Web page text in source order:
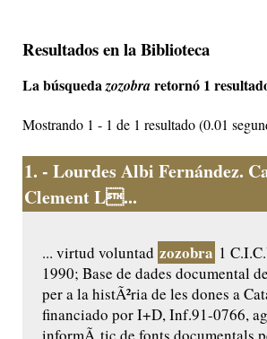
Resultados en la Biblioteca
La búsquedazozobraretornó 1
Mostrando 1 - 1 de 1 resultado (0.01
1. - Lourdes Albi Fernández.
Clement L...
... virtud voluntad zozobra 1
1990; Base de dades documental
per a la histÃ²ria de les dones a
financiado por I+D, Inf.91-0766,